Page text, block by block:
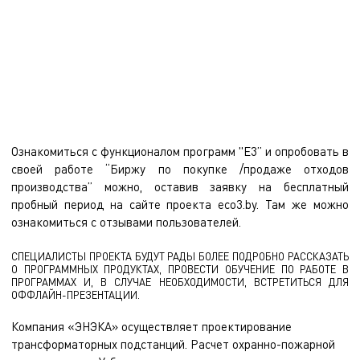
Ознакомиться с функционалом программ "Е3” и опробовать в
своей работе “Биржу по покупке /продаже отходов
производства” можно, оставив заявку на бесплатный
пробный период на сайте проекта eco3.by. Там же можно
ознакомиться с отзывами пользователей.
СПЕЦИАЛИСТЫ ПРОЕКТА БУДУТ РАДЫ БОЛЕЕ ПОДРОБНО РАССКАЗАТЬ
О ПРОГРАММНЫХ ПРОДУКТАХ, ПРОВЕСТИ ОБУЧЕНИЕ ПО РАБОТЕ В
ПРОГРАММАХ И, В СЛУЧАЕ НЕОБХОДИМОСТИ, ВСТРЕТИТЬСЯ ДЛЯ
ОФФЛАЙН-ПРЕЗЕНТАЦИИ.
Компания «ЭНЭКА» осуществляет проектирование
трансформаторных подстанций Расчет охранно-пожарной